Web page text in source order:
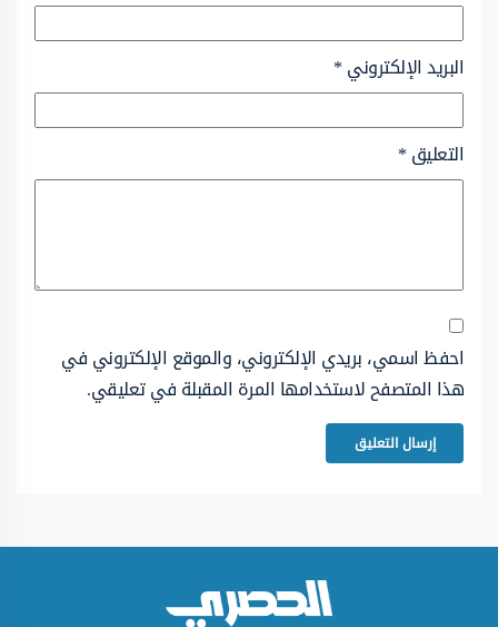
البريد الإلكتروني*
التعليق*
احفظ اسمي، بريدي الإلكتروني، والموقع الإلكتروني في
هذا المتصفح لاستخدامها المرة المقبلة في تعليقي.